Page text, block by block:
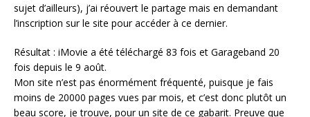
sujet d’ailleurs), j’ai réouvert le partage mais en demandant
l’inscription sur le site pour accéder à ce dernier.
Résultat : iMovie a été téléchargé 83 fois et Garageband 20
fois depuis le 9 août.
Mon site n’est pas énormément fréquenté, puisque je fais
moins de 20000 pages vues par mois, et c’est donc plutôt un
beau score, je trouve, pour un site de ce gabarit. Preuve que